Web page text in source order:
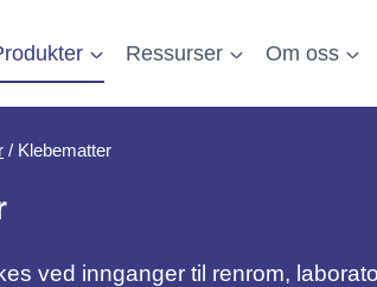
Ressurser Om oss
/ Klebematter
ved innganger til renrom,